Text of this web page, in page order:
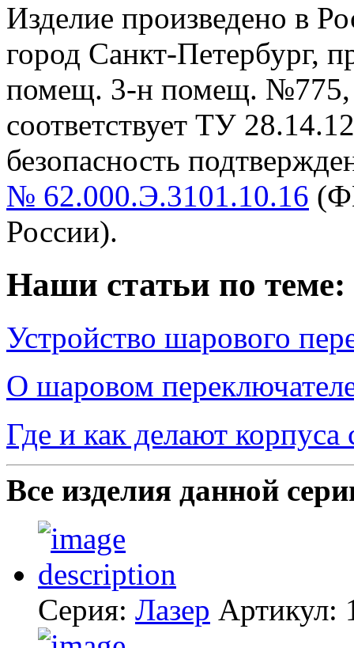
Изделие произведено в
город Санкт-Петербург,
помещ. 3-н помещ. №775,
cоответствует ТУ
безопасность
№ 62.000.Э.3101.10.16
России).
Наши статьи по теме:
Устройство шарового
О шаровом
Где и как делают корпуса
Все изделия данной
Серия: Лазер Артикул: